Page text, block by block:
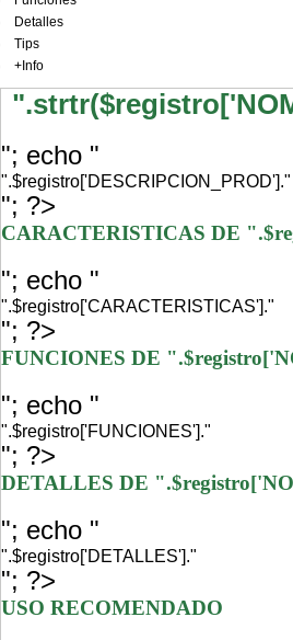
Detalles
Tips
+Info
"; echo "
".$registro['DESCRIPCION_PROD']."
"; ?>
CARACTERISTICAS DE
"; echo "
".$registro['CARACTERISTICAS']."
"; ?>
FUNCIONES DE
"; echo "
".$registro['FUNCIONES']."
"; ?>
DETALLES DE
"; echo "
".$registro['DETALLES']."
"; ?>
USO RECOMENDADO